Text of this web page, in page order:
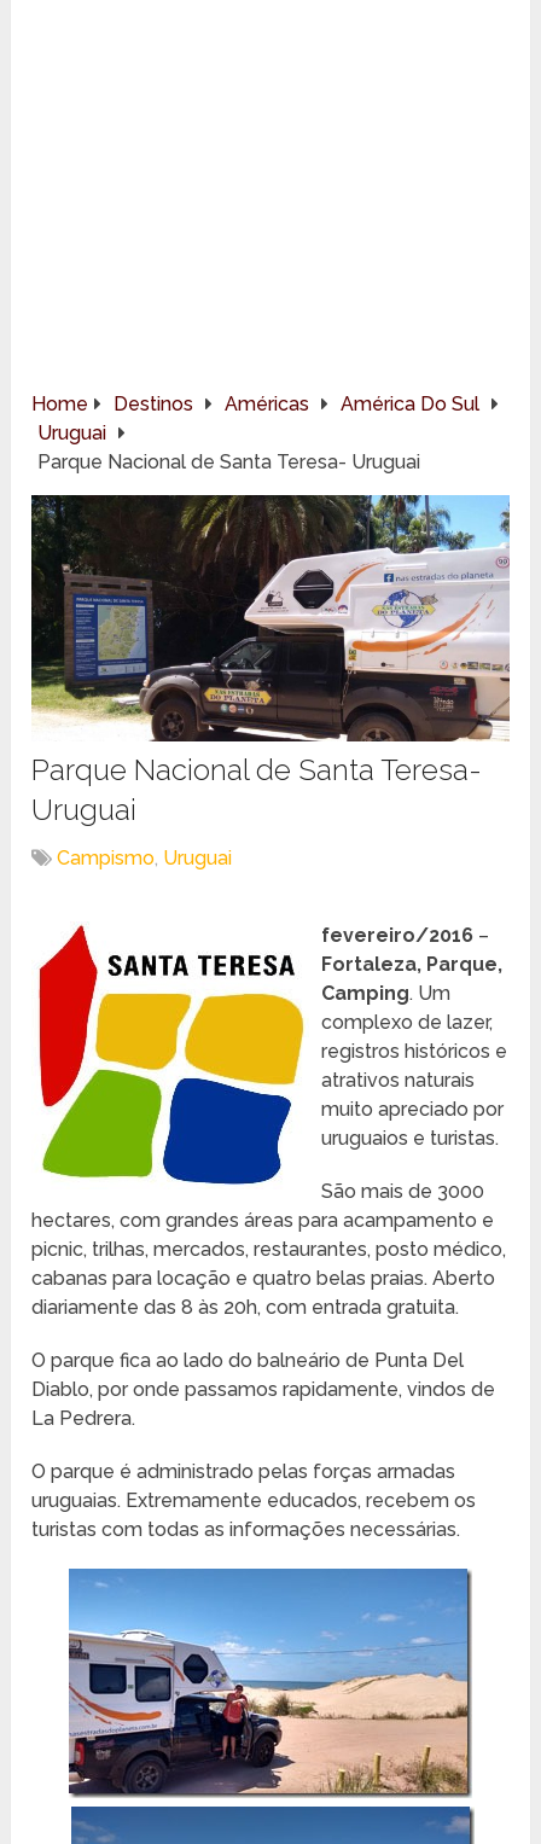
Home Destinos Américas
América Do Sul
Uruguai
Parque Nacional de Santa Teresa- Uruguai
Parque Nacional de Santa Teresa-
Uruguai
Campismo, Uruguai
fevereiro/2016 –
Fortaleza, Parque,
Camping. Um
complexo de lazer,
registros históricos e
atrativos naturais
muito apreciado por
uruguaios e turistas.
São mais de 3000
hectares, com grandes áreas para acampamento e
picnic, trilhas, mercados, restaurantes, posto médico,
cabanas para locação e quatro belas praias. Aberto
diariamente das 8 às 20h, com entrada gratuita.
O parque fica ao lado do balneário de Punta Del
Diablo, por onde passamos rapidamente, vindos de
La Pedrera.
O parque é administrado pelas forças armadas
uruguaias. Extremamente educados, recebem os
turistas com todas as informações necessárias.